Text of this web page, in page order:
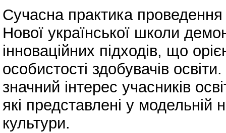
Сучасна практика проведення
Нової української школи
інноваційних підходів, що
особистості здобувачів
значний інтерес учасників
які представлені у модельній
культури.